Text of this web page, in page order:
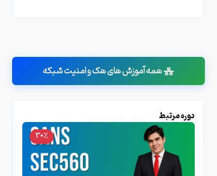
همه آموزش های هک و امنیت شبکه
دوره مرتبط
30٪